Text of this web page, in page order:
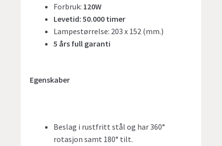
Forbruk: 120W
Levetid: 50.000 timer
Lampestørrelse: 203 x 152 (mm.)
5 års full garanti
Egenskaber
Beslag i rustfritt stål og har 360°
rotasjon samt 180° tilt.